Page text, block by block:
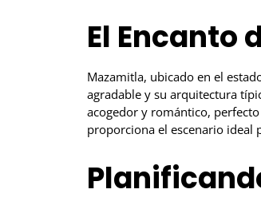
El Encanto
Mazamitla, ubicado en el
agradable y su arquitectura
acogedor y romántico,
proporciona el escenario ideal